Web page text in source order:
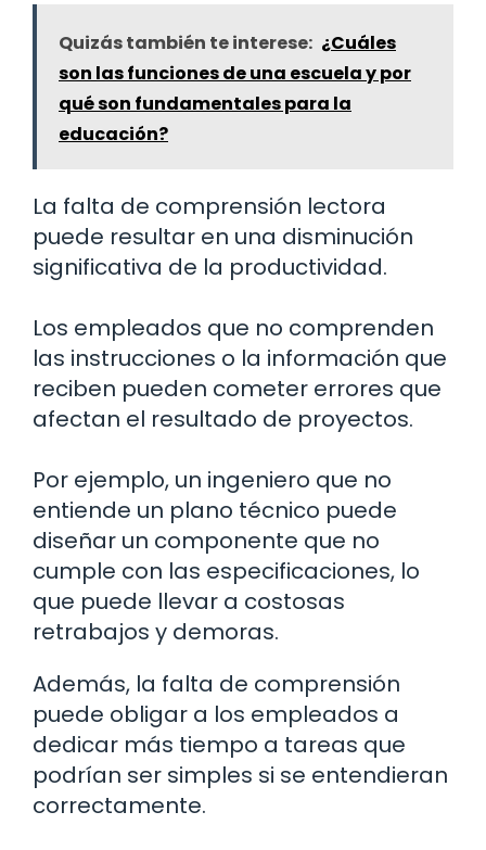
Quizás también te interese: ¿Cuáles
son las funciones de una escuela y por
qué son fundamentales para la
educación?
La falta de comprensión lectora
puede resultar en una disminución
significativa de la productividad.
Los empleados que no comprenden
las instrucciones o la información que
reciben pueden cometer errores que
afectan el resultado de proyectos.
Por ejemplo, un ingeniero que no
entiende un plano técnico puede
diseñar un componente que no
cumple con las especificaciones, lo
que puede llevar a costosas
retrabajos y demoras.
Además, la falta de comprensión
puede obligar a los empleados a
dedicar más tiempo a tareas que
podrían ser simples si se entendieran
correctamente.